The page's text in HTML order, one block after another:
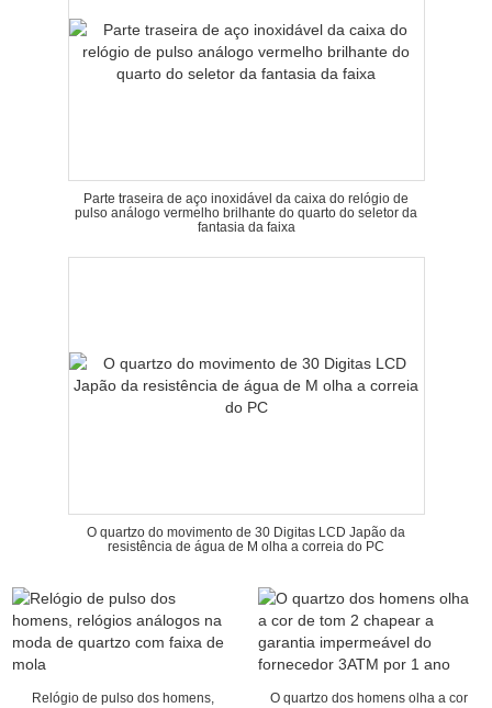
Parte traseira de aço inoxidável da caixa do relógio de
pulso análogo vermelho brilhante do quarto do seletor da
fantasia da faixa
O quartzo do movimento de 30 Digitas LCD Japão da
resistência de água de M olha a correia do PC
Relógio de pulso dos homens,
O quartzo dos homens olha a cor